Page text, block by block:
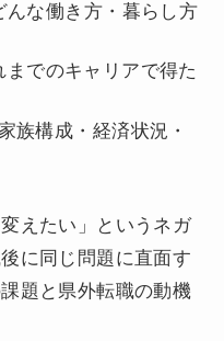
んな働き方・暮らし方
までのキャリアで得た
族構成・経済状況・
えたい」というネガ
に同じ問題に直面す
題と県外転職の動機